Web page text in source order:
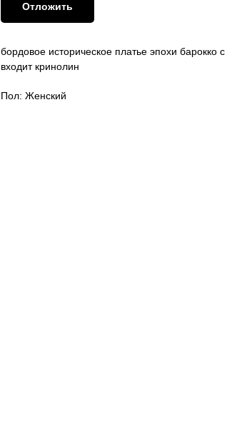
Отложить
бордовое историческое платье эпохи барокко
входит кринолин
Пол: Женский